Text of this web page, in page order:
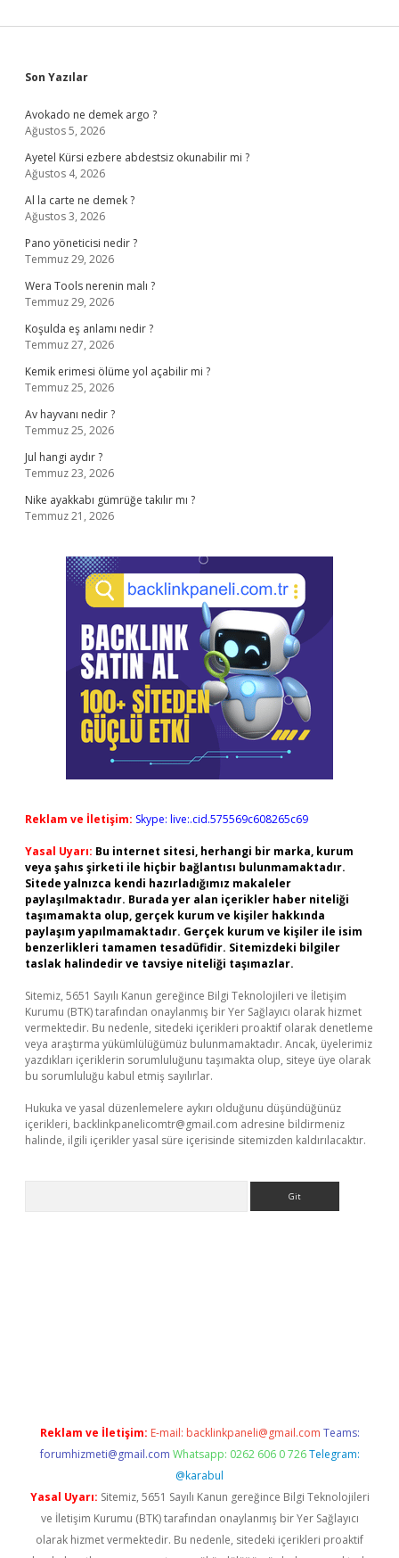
Sidebar
Son Yazılar
Avokado ne demek argo ?
Ağustos 5, 2026
Ayetel Kürsi ezbere abdestsiz okunabilir mi ?
Ağustos 4, 2026
Al la carte ne demek ?
Ağustos 3, 2026
Pano yöneticisi nedir ?
Temmuz 29, 2026
Wera Tools nerenin malı ?
Temmuz 29, 2026
Koşulda eş anlamı nedir ?
Temmuz 27, 2026
Kemik erimesi ölüme yol açabilir mi ?
Temmuz 25, 2026
Av hayvanı nedir ?
Temmuz 25, 2026
Jul hangi aydır ?
Temmuz 23, 2026
Nike ayakkabı gümrüğe takılır mı ?
Temmuz 21, 2026
Reklam ve İletişim: Skype: live:.cid.575569c608265c69
Yasal Uyarı: Bu internet sitesi, herhangi bir marka, kurum
veya şahıs şirketi ile hiçbir bağlantısı bulunmamaktadır.
Sitede yalnızca kendi hazırladığımız makaleler
paylaşılmaktadır. Burada yer alan içerikler haber niteliği
taşımamakta olup, gerçek kurum ve kişiler hakkında
paylaşım yapılmamaktadır. Gerçek kurum ve kişiler ile isim
benzerlikleri tamamen tesadüfidir. Sitemizdeki bilgiler
taslak halindedir ve tavsiye niteliği taşımazlar.
Sitemiz, 5651 Sayılı Kanun gereğince Bilgi Teknolojileri ve İletişim
Kurumu (BTK) tarafından onaylanmış bir Yer Sağlayıcı olarak hizmet
vermektedir. Bu nedenle, sitedeki içerikleri proaktif olarak denetleme
veya araştırma yükümlülüğümüz bulunmamaktadır. Ancak, üyelerimiz
yazdıkları içeriklerin sorumluluğunu taşımakta olup, siteye üye olarak
bu sorumluluğu kabul etmiş sayılırlar.
Hukuka ve yasal düzenlemelere aykırı olduğunu düşündüğünüz
içerikleri, backlinkpanelicomtr@gmail.com adresine bildirmeniz
halinde, ilgili içerikler yasal süre içerisinde sitemizden kaldırılacaktır.
Reklam ve İletişim: E-mail: backlinkpaneli@gmail.com Teams:
forumhizmeti@gmail.com Whatsapp: 0262 606 0 726 Telegram:
@karabul
Yasal Uyarı: Sitemiz, 5651 Sayılı Kanun gereğince Bilgi Teknolojileri
ve İletişim Kurumu (BTK) tarafından onaylanmış bir Yer Sağlayıcı
olarak hizmet vermektedir. Bu nedenle, sitedeki içerikleri proaktif